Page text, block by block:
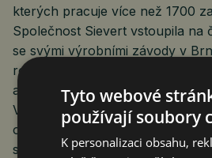
kterých pracuje více než 1700
Společnost Sievert vstoupila na
se svými výrobními závody v
roku 2010 pokrývá potřeby
a maďarských zákazníků
Velkém Mederu. Značky
oblast výroby suchých
stavební chemie, sanací a
Tyto webové
používají soubory
K personalizaci obsahu,